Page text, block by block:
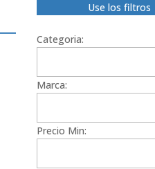
Use los filtros
Categoria:
Marca:
Precio Min: